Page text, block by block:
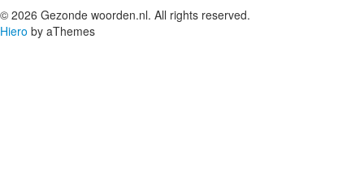
© 2026 Gezonde woorden.nl. All rights reserved.
Hiero by aThemes